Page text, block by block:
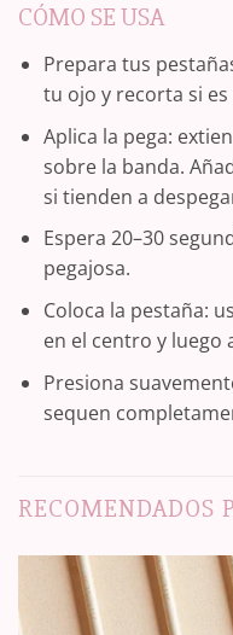
CÓMO SE USA
Prepara tus
tu ojo y recorta si es
Aplica la pega:
sobre la banda.
si tienden a
Espera 20–30
pegajosa.
Coloca la pestaña:
en el centro y luego
Presiona
sequen
RECOMENDADOS